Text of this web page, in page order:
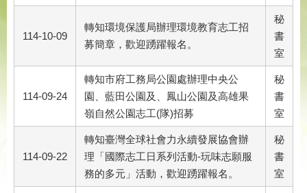
114-10-09
轉知環境保護局辦理環境教育志工招
募簡章，歡迎踴躍報名。
秘
書
室
114-09-24
轉知市府工務局公園處辦理中央公
園、藍田公園及、鳳山公園及高雄果
嶺自然公園志工(隊)招募
秘
書
室
114-09-22
轉知臺灣全球社會力永續發展協會辦
理「國際志工日系列活動-玩味志願服
務的多元」活動，歡迎踴躍報名。
秘
書
室